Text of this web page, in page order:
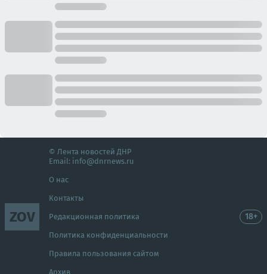
ZOV
© Лента новостей ДНР
Email: info@dnrnews.ru
О нас
Контакты
Редакционная политика
Политика конфиденциальности
Правила пользования сайтом
Архив
18+